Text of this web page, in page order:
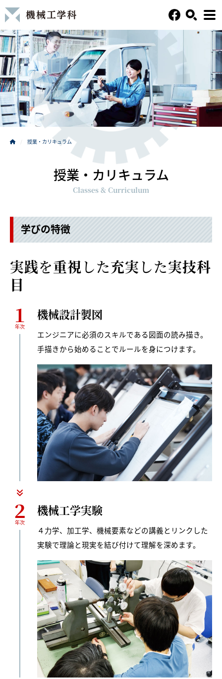
授業・カリキュラム
授業・カリキュラム
Classes & Curriculum
学びの特徴
実践を重視した充実した実技科
目
１
年次
機械設計製図
エンジニアに必須のスキルである図面の読み描き。
手描きから始めることでルールを身につけます。
２
年次
機械工学実験
４力学、加工学、機械要素などの講義とリンクした
実験で理論と現実を結び付けて理解を深めます。